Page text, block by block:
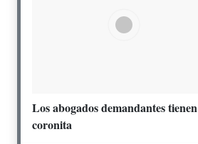
Los abogados demandantes tienen
coronita